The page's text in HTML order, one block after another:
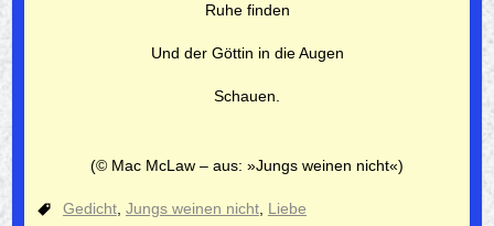
Ruhe finden
Und der Göttin in die Augen
Schauen.
(© Mac McLaw – aus: »Jungs weinen nicht«)
Gedicht, Jungs weinen nicht, Liebe